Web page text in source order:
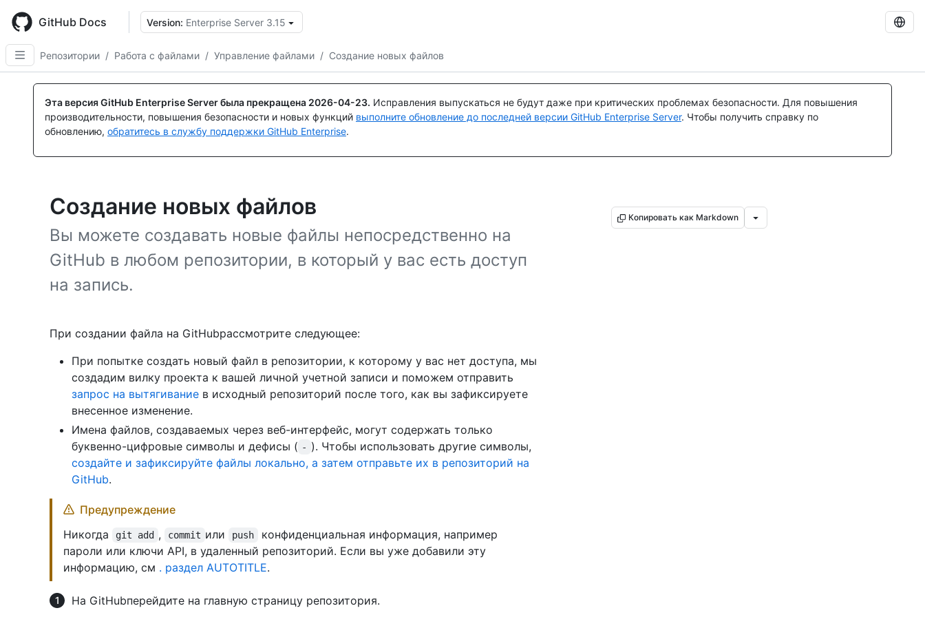
main
content
GitHub Docs Version: Enterprise Server 3.15
Репозитории / Работа с файлами / Управление файлами / Создание новых файлов
Эта версия GitHub Enterprise Server была прекращена 2026-04-23. Исправления выпускаться не будут даже при критических проблемах безопасности. Для повышения
производительности, повышения безопасности и новых функций выполните обновление до последней версии GitHub Enterprise Server. Чтобы получить справку по
обновлению, обратитесь в службу поддержки GitHub Enterprise.
Создание новых файлов
Вы можете создавать новые файлы непосредственно на
GitHub в любом репозитории, в который у вас есть доступ
на запись.
Копировать как Markdown
При создании файла на GitHubрассмотрите следующее:
При попытке создать новый файл в репозитории, к которому у вас нет доступа, мы
создадим вилку проекта к вашей личной учетной записи и поможем отправить
запрос на вытягивание в исходный репозиторий после того, как вы зафиксируете
внесенное изменение.
Имена файлов, создаваемых через веб-интерфейс, могут содержать только
буквенно-цифровые символы и дефисы ( - ). Чтобы использовать другие символы,
создайте и зафиксируйте файлы локально, а затем отправьте их в репозиторий на
GitHub.
Предупреждение
Никогда
git add , commit или push
конфиденциальная информация, например
пароли или ключи API, в удаленный репозиторий. Если вы уже добавили эту
информацию, см . раздел AUTOTITLE.
На GitHubперейдите на главную страницу репозитория.